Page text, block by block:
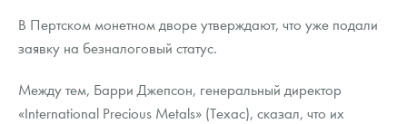
В Пертском монетном дворе утверждают, что уже подали
заявку на безналоговый статус.
Между тем, Барри Джепсон, генеральный директор
«International Precious Metals» (Техас), сказал, что их